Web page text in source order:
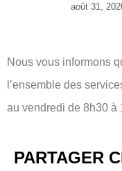
août 31,
Nous vous informons
l’ensemble des
au vendredi de 8h30 à
PARTAGER